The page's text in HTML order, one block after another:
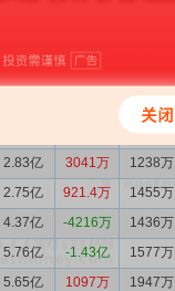
3342万
1189万
1350万
2.83亿 3041万 1238万
2.75亿 921.4万 1455万
4.37亿 -4216万 1436万
5.76亿 -1.43亿 1577万
5.65亿 1097万 1947万